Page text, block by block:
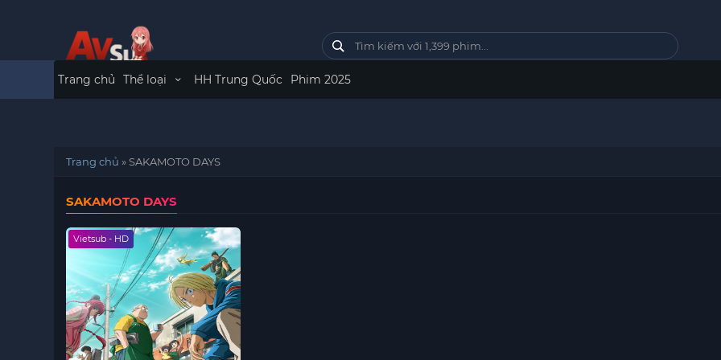
Trang chủ Thể loại HH Trung Quốc Phim 2025
Trang chủ »SAKAMOTO DAYS
SAKAMOTO DAYS
Vietsub - HD